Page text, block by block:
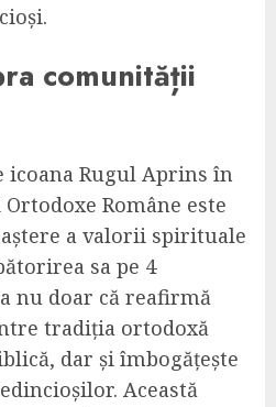
comunității
icoana Rugul Aprins în
Române este
a valorii spirituale
sa pe 4
nu doar că reafirmă
tradiția ortodoxă
dar și îmbogățește
Această